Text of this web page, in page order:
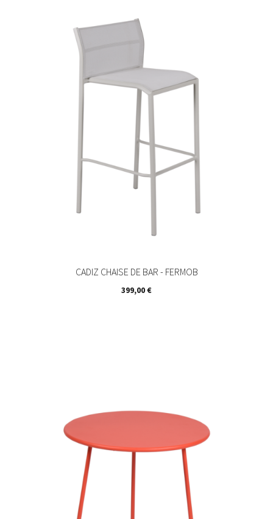
CADIZ CHAISE DE BAR - FERMOB
Prix
399,00 €